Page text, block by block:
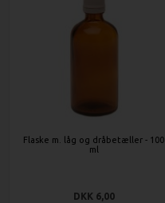
Flaske m. låg og dråbetæller - 100
ml
DKK 6,00